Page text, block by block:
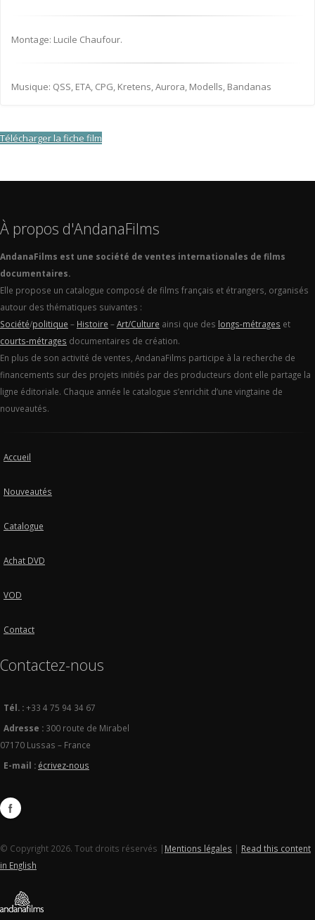
Montage: Lucile Chaufour.
Musique: QSS, ETA, CPG, Kretens, Aurora, Modells, Bandanas
Télécharger la fiche film
À propos d'AndanaFilms
AndanaFilms est une société de ventes internationales de films
documentaires.
Elle propose un catalogue composé de films français et étrangers, organisés
autour des thématiques suivantes :
Société/politique – Histoire –Art/Culture ainsi que des longs-métrages et
courts-métrages documentaires de création.
En plus de son activité de ventes, AndanaFilms participe à la recherche de
financements sur des projets initiés par des producteurs dont elle partage la
ligne éditoriale. Chaque année le catalogue s’enrichit d’une vingtaine de
nouveautés.
Accueil
Nouveautés
Catalogue
Achat DVD
VOD
Contact
Contactez-nous
Tél. :+33 4 75 94 34 67
Adresse : 300 route de Mirabel
07170 Lussas – France
E-mail : écrivez-nous
© Copyright 2026. Tout droits réservés | Mentions légales | Read this content
in English